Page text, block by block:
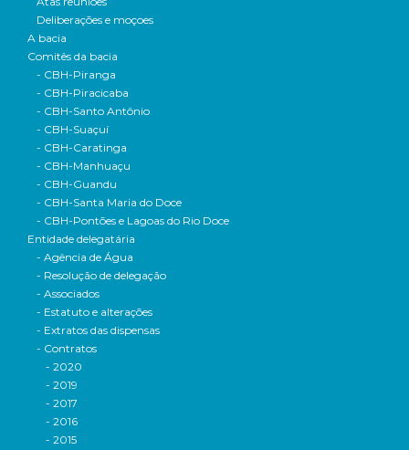
Deliberações e moçoes
A bacia
Comitês da bacia
- CBH-Piranga
- CBH-Piracicaba
- CBH-Santo Antônio
- CBH-Suaçuí
- CBH-Caratinga
- CBH-Manhuaçu
- CBH-Guandu
- CBH-Santa Maria do Doce
- CBH-Pontões e Lagoas do Rio Doce
Entidade delegatária
- Agência de Água
- Resolução de delegação
- Associados
- Estatuto e alterações
- Extratos das dispensas
- Contratos
- 2020
- 2019
- 2017
- 2016
- 2015